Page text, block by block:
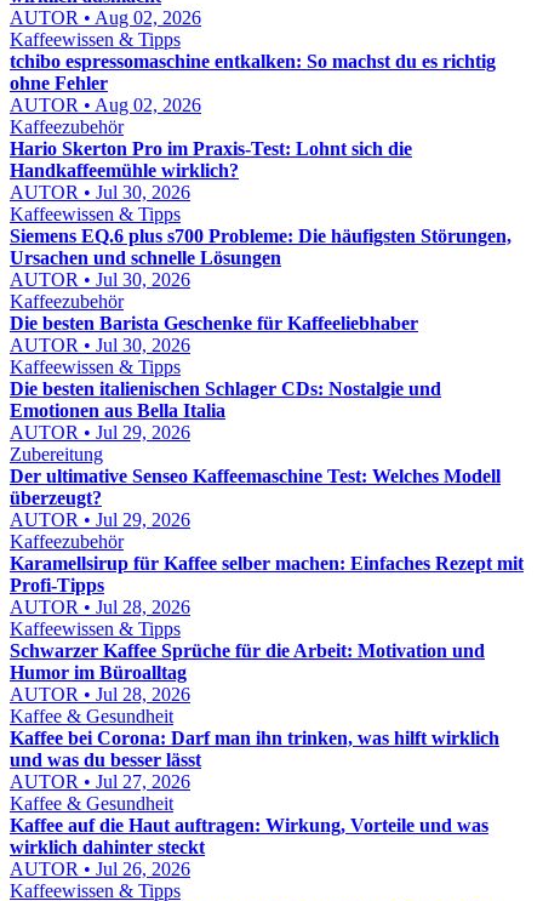
AUTOR • Aug 02, 2026
Kaffeewissen & Tipps
tchibo espressomaschine entkalken: So machst du es richtig
ohne Fehler
AUTOR • Aug 02, 2026
Kaffeezubehör
Hario Skerton Pro im Praxis-Test: Lohnt sich die
Handkaffeemühle wirklich?
AUTOR • Jul 30, 2026
Kaffeewissen & Tipps
Siemens EQ.6 plus s700 Probleme: Die häufigsten Störungen,
Ursachen und schnelle Lösungen
AUTOR • Jul 30, 2026
Kaffeezubehör
Die besten Barista Geschenke für Kaffeeliebhaber
AUTOR • Jul 30, 2026
Kaffeewissen & Tipps
Die besten italienischen Schlager CDs: Nostalgie und
Emotionen aus Bella Italia
AUTOR • Jul 29, 2026
Zubereitung
Der ultimative Senseo Kaffeemaschine Test: Welches Modell
überzeugt?
AUTOR • Jul 29, 2026
Kaffeezubehör
Karamellsirup für Kaffee selber machen: Einfaches Rezept mit
Profi-Tipps
AUTOR • Jul 28, 2026
Kaffeewissen & Tipps
Schwarzer Kaffee Sprüche für die Arbeit: Motivation und
Humor im Büroalltag
AUTOR • Jul 28, 2026
Kaffee & Gesundheit
Kaffee bei Corona: Darf man ihn trinken, was hilft wirklich
und was du besser lässt
AUTOR • Jul 27, 2026
Kaffee & Gesundheit
Kaffee auf die Haut auftragen: Wirkung, Vorteile und was
wirklich dahinter steckt
AUTOR • Jul 26, 2026
Kaffeewissen & Tipps